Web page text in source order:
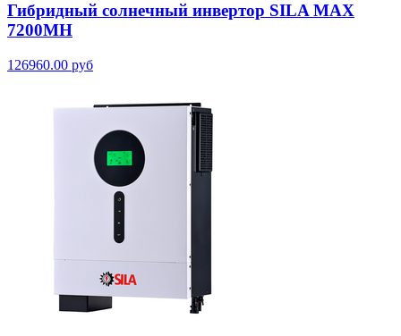
Гибридный солнечный инвертор SILA MAX
7200MH
126960.00 руб